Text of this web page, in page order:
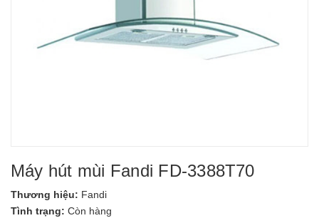
Máy hút mùi Fandi FD-3388T70
Thương hiệu: Fandi
Tình trạng: Còn hàng